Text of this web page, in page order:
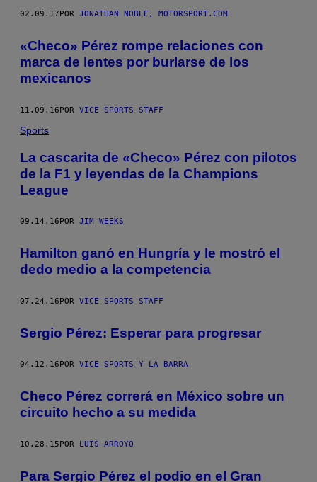
02.09.17 POR JONATHAN NOBLE, MOTORSPORT.COM
«Checo» Pérez rompe relaciones con
marca de lentes por burlarse de los
mexicanos
11.09.16POR VICE SPORTS STAFF
Sports
La cascarita de «Checo» Pérez con pilotos
de la F1 y leyendas de la Champions
League
09.14.16 POR JIM WEEKS
Hamilton ganó en Hungría y le mostró el
dedo medio a la competencia
07.24.16POR VICE SPORTS STAFF
Sergio Pérez: Esperar para progresar
04.12.16 POR VICE SPORTS Y LA BARRA
​Checo Pérez correrá en México sobre un
circuito hecho a su medida
10.28.15POR LUIS ARROYO
Para Sergio Pérez el podio en el Gran